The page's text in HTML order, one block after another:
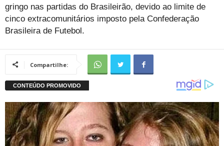
gringo nas partidas do Brasileirão, devido ao limite de
cinco extracomunitários imposto pela Confederação
Brasileira de Futebol.
Compartilhe: